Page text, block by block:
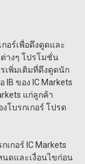
อร์เพื่อดึงดูดและ
างๆ โปรโมชั่น
เพิ่มเติมที่ดึงดูดนัก
ของ IC Markets
แก่ลูกค้า
โบรกเกอร์ โปรด
กอร์ IC Markets
ดและเงื่อนไขก่อน